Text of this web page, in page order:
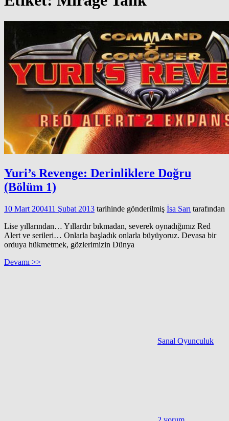
Yuri’s Revenge: Derinliklere Doğru
(Bölüm 1)
10 Mart 200411 Şubat 2013 tarihinde gönderilmiş İsa Sarı tarafından
Lise yıllarından… Yıllardır bıkmadan, severek oynadığımız Red
Alert ve serileri… Onlarla başladık onlarla büyüyoruz. Devasa bir
orduya hükmetmek, gözlerimizin Dünya
Devamı >>
Sanal Oyunculuk